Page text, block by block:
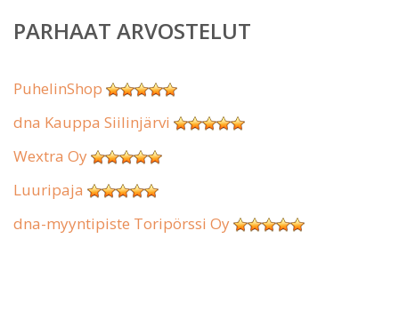
PARHAAT ARVOSTELUT
PuhelinShop
dna Kauppa Siilinjärvi
Wextra Oy
Luuripaja
dna-myyntipiste Toripörssi Oy